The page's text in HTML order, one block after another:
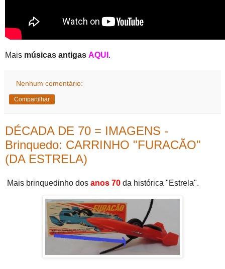
Mais músicas antigas AQUI .
Nenhum comentário:
Compartilhar
DÉCADA DE 70 = IMAGENS -
Brinquedo: CARRINHO "FURACÃO"
(DA ESTRELA)
Mais brinquedinho dos anos 70 da histórica "Estrela".